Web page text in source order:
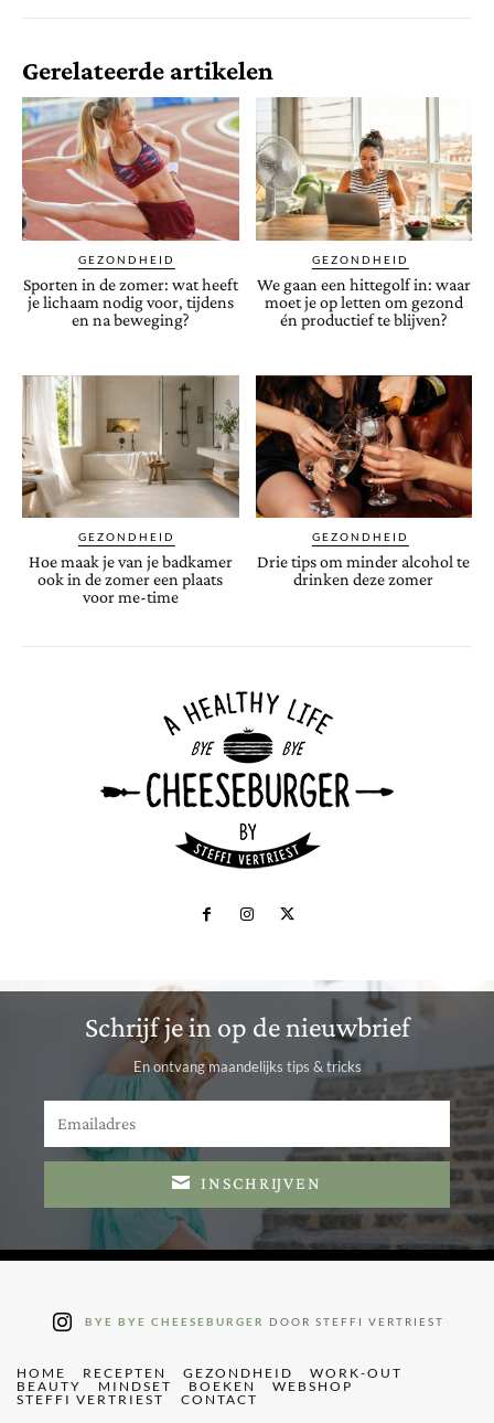
Gerelateerde artikelen
GEZONDHEID
Sporten in de zomer: wat heeft
je lichaam nodig voor, tijdens
en na beweging?
GEZONDHEID
We gaan een hittegolf in: waar
moet je op letten om gezond
én productief te blijven?
GEZONDHEID
Hoe maak je van je badkamer
ook in de zomer een plaats
voor me-time
GEZONDHEID
Drie tips om minder alcohol te
drinken deze zomer
Schrijf je in op de nieuwbrief
En ontvang maandelijks tips & tricks
INSCHRIJVEN
BYE BYE CHEESEBURGER DOOR STEFFI VERTRIEST
HOME RECEPTEN GEZONDHEID
WORK-OUT
BEAUTY
MINDSET BOEKEN
WEBSHOP
STEFFI VERTRIEST
CONTACT